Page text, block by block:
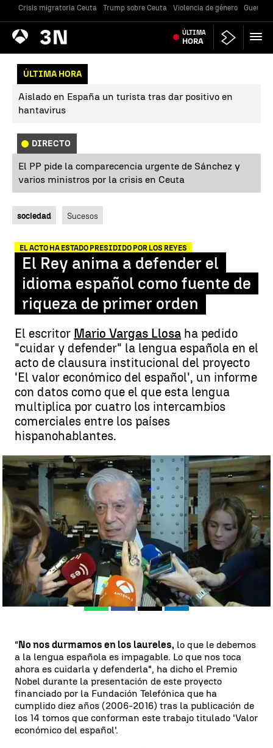
Crisis migratoria Ceuta Trump sobre Ceuta Violencia de género Guerra
Antena
3 Noticias ÚLTIMA
HORA
ÚLTIMA HORA
Aislado en España un turista tras dar positivo en
hantavirus
DIRECTO
El PP pide la comparecencia urgente de Sánchez y
varios ministros por la crisis en Ceuta
sociedad Sucesos
EL ACTO HA ESTADO PRESIDIDO POR LOS REYES
El Rey anima a defender el
idioma español como fuente de
riqueza de primer orden
El escritor Mario Vargas Llosa ha pedido
"cuidar y defender" la lengua española en el
acto de clausura institucional del proyecto
'El valor económico del español', un informe
con datos como que el que esta lengua
multiplica por cuatro los intercambios
comerciales entre los países
hispanohablantes.
El Rey anima a defender el idioma español como fuente de riqueza
de primer orden | antena3.com
Antena 3 Noticias Madrid
Publicado:13 de febrero de 2018, 17:54
WhatsappFacebook
X Linkedin
"No nos durmamos en los laureles, lo que le debemos
a la lengua española es impagable. Lo que nos toca
ahora es cuidarla y defenderla", ha dicho el Premio
Nobel durante la presentación de este proyecto
financiado por la Fundación Telefónica que ha
cumplido diez años (2006-2016) tras la publicación de
los 14 tomos que conforman este trabajo titulado 'Valor
económico del español'.